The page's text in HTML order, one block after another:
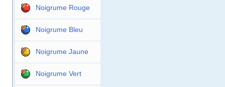
Noigrume Rouge
Noigrume Bleu
Noigrume Jaune
Noigrume Vert